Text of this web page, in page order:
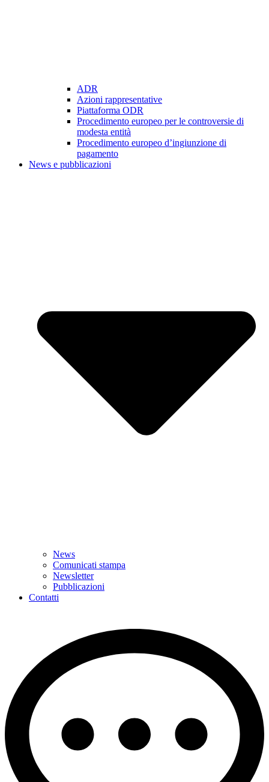
ADR
Azioni rappresentative
Piattaforma ODR
Procedimento europeo per le controversie di
modesta entità
Procedimento europeo d’ingiunzione di
pagamento
News e pubblicazioni
News
Comunicati stampa
Newsletter
Pubblicazioni
Contatti